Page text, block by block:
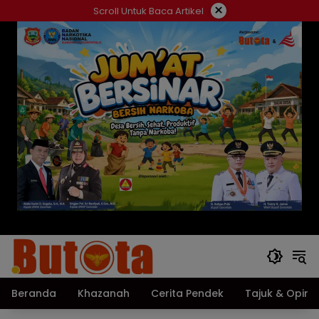
ke
konten
Scroll Untuk Baca Artikel ×
Beranda Khazanah Cerita Pendek Tajuk & Opini